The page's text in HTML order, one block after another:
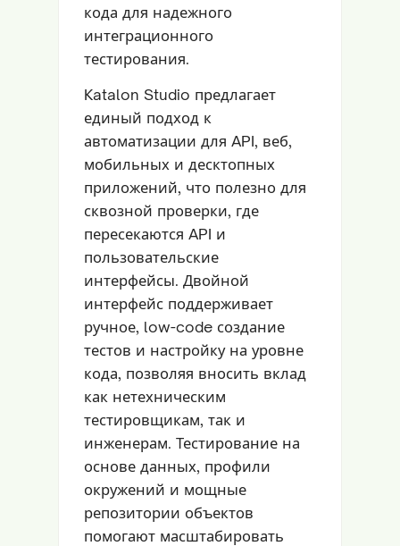
кода для надежного
интеграционного
тестирования.
Katalon Studio предлагает
единый подход к
автоматизации для API, веб,
мобильных и десктопных
приложений, что полезно для
сквозной проверки, где
пересекаются API и
пользовательские
интерфейсы. Двойной
интерфейс поддерживает
ручное, low-code создание
тестов и настройку на уровне
кода, позволяя вносить вклад
как нетехническим
тестировщикам, так и
инженерам. Тестирование на
основе данных, профили
окружений и мощные
репозитории объектов
помогают масштабировать